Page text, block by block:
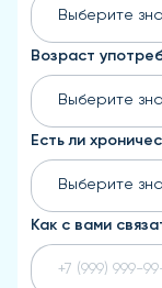
Выберите
Возраст
Выберите
Есть ли
Выберите
Как с вами